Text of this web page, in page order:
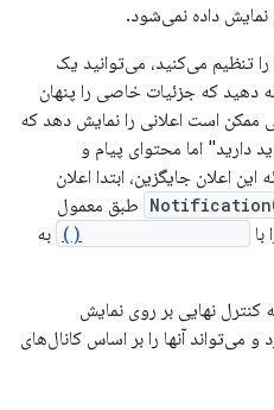
داده نمی‌شود.
را تنظیم می‌کنید، می‌توانید یک
دهید که جزئیات خاصی را پنهان
ممکن است اعلانی را نمایش دهد که
متنی جدید دارید" اما محتوای پیام و
این اعلان جایگزین، ابتدا اعلان
طبق معمول
به
کنترل نهایی بر روی نمایش
می‌تواند آنها را بر اساس کانال‌های